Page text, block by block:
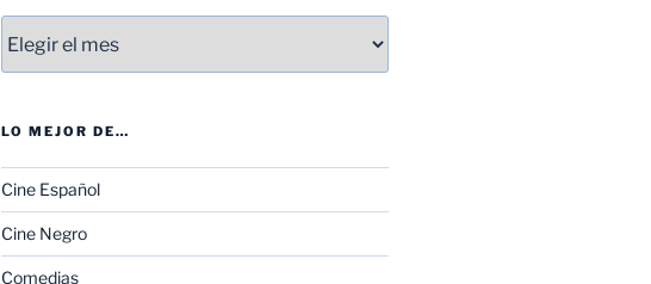
LO MEJOR DE…
Cine Español
Cine Negro
Comedias